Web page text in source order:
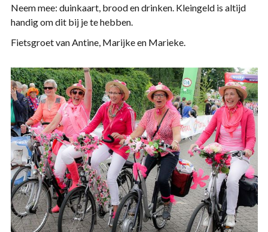
Neem mee: duinkaart, brood en drinken. Kleingeld is altijd
handig om dit bij je te hebben.
Fietsgroet van Antine, Marijke en Marieke.